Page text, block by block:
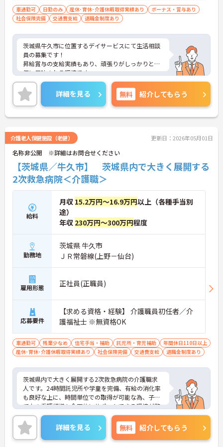
車通勤可 日勤のみ 産休･育休･介護休暇取得実績あり
ボーナス・賞与あり
社会保険完備
交通費支給 退職金制度あり
茨城県牛久市に位置するデイサービスにて生活相談
員の募集です！
昇給賞与の支給実績もあり、頑張りがしっかりと評
価に反映される環境です。
ご興味ある方には、面接対策ポイントなど、さらに
詳細をお話しいたしますのでお気軽にご相談くださ
い！
詳細を見る 無料 紹介してもらう
介護老人保健施設（老健） 更新日：2026年05月01日
名称非公開 ※詳細はお問合せください
【茨城県／牛久市】 茨城県内で大きく展開する
2次救急病院＜介護職＞
給料
月収 15.2万円～16.9万円以上（各種手当別
途）
年収 230万円～300万円程度
勤務地
茨城県 牛久市
ＪＲ常磐線(上野－仙台)
雇用形態 正社員(正職員)
応募要件
【求める資格・経験】 介護職員初任者／介
護福祉士 ※無資格OK
車通勤可 残業少なめ 住宅手当・補助 託児所・育児補助
年間休日110日以上
産休･育休･介護休暇取得実績あり
社会保険完備 交通費支給 退職金制度あり
茨城県内で大きく展開する2次救急病院の介護職求
人です。24時間託児所や学童を完備、有給の消化率
も良好な上に、時間単位での取得が可能な為、子育
て中の看護師様も全面的にサポートできる環境が整
っています。また寮も使うことができ、遠方からの
方も入職が可能です。ご興味のある方には、面接対
策ポイントなど、さらに詳細をお話しいたしますの
で、お気軽にご相談ください。
詳細を見る 無料 紹介してもらう